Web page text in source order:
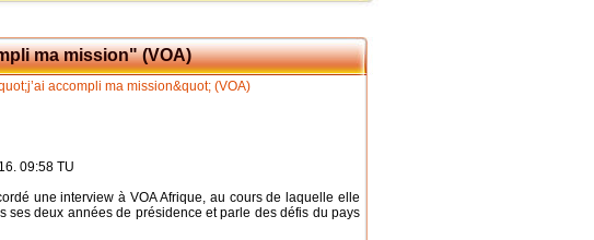
ma mission" (VOA)
09:58 TU
une interview à VOA Afrique, au cours de laquelle elle
ses deux années de présidence et parle des défis du pays